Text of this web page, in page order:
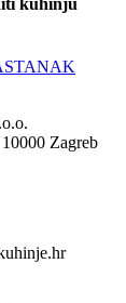
kuhinju
Zagreb